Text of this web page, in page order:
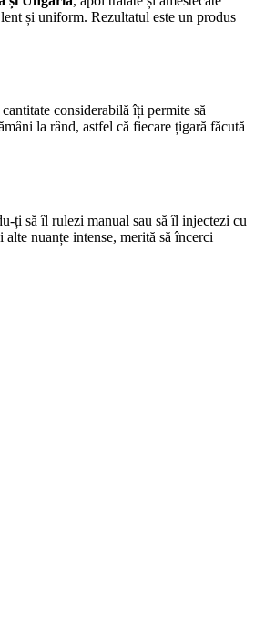
și uniform. Rezultatul este un produs
considerabilă îți permite să
la rând, astfel că fiecare țigară făcută
ți să îl rulezi manual sau să îl injectezi cu
nuanțe intense, merită să încerci